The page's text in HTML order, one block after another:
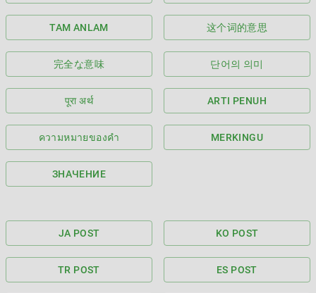
TAM ANLAM 这个词的意思
完全な意味 단어의 의미
पूरा अर्थ ARTI PENUH
ความหมายของคำ MERKINGU
ЗНАЧЕНИЕ
JA POST KO POST
TR POST ES POST